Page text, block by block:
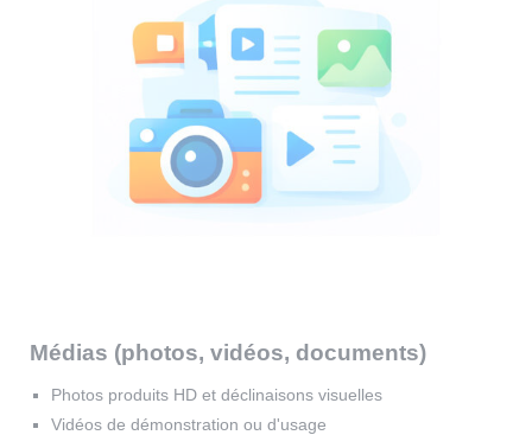
Médias (photos, vidéos, documents)
Photos produits HD et déclinaisons visuelles
Vidéos de démonstration ou d'usage